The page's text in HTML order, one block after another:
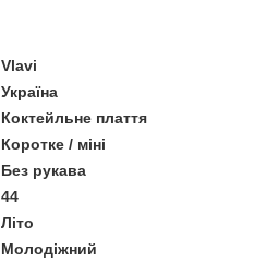
Vlavi
Україна
Коктейльне плаття
Коротке / міні
Без рукава
44
Літо
Молодіжний